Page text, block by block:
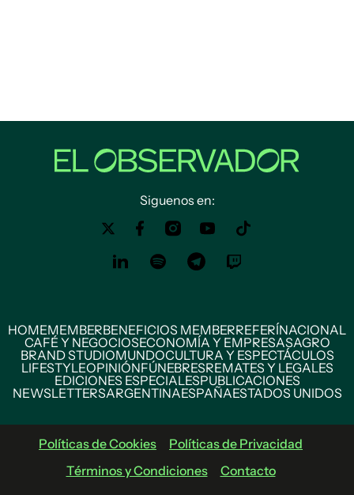
Siguenos en:
HOMEMEMBERBENEFICIOS MEMBERREFERÍNACIONAL
CAFÉ Y NEGOCIOSECONOMÍA Y EMPRESASAGRO
BRAND STUDIOMUNDOCULTURA Y ESPECTÁCULOS
LIFESTYLEOPINIÓNFÚNEBRESREMATES Y LEGALES
EDICIONES ESPECIALESPUBLICACIONES
NEWSLETTERSARGENTINAESPAÑAESTADOS UNIDOS
Políticas de Cookies
Políticas de Privacidad
Términos y Condiciones
Contacto